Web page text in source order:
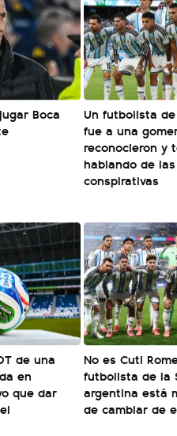
Boca
Un futbolista
fue a una
reconocieron y
hablando de
conspirativas
de una
en
que dar
No es Cuti
futbolista de la
argentina está
de cambiar de